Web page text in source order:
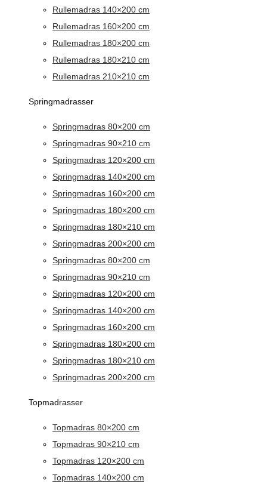
Rullemadras 140×200 cm
Rullemadras 160×200 cm
Rullemadras 180×200 cm
Rullemadras 180×210 cm
Rullemadras 210×210 cm
Springmadrasser
Springmadras 80×200 cm
Springmadras 90×210 cm
Springmadras 120×200 cm
Springmadras 140×200 cm
Springmadras 160×200 cm
Springmadras 180×200 cm
Springmadras 180×210 cm
Springmadras 200×200 cm
Springmadras 80×200 cm
Springmadras 90×210 cm
Springmadras 120×200 cm
Springmadras 140×200 cm
Springmadras 160×200 cm
Springmadras 180×200 cm
Springmadras 180×210 cm
Springmadras 200×200 cm
Topmadrasser
Topmadras 80×200 cm
Topmadras 90×210 cm
Topmadras 120×200 cm
Topmadras 140×200 cm